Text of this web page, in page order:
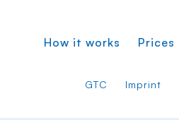
How it works Prices
GTC Imprint